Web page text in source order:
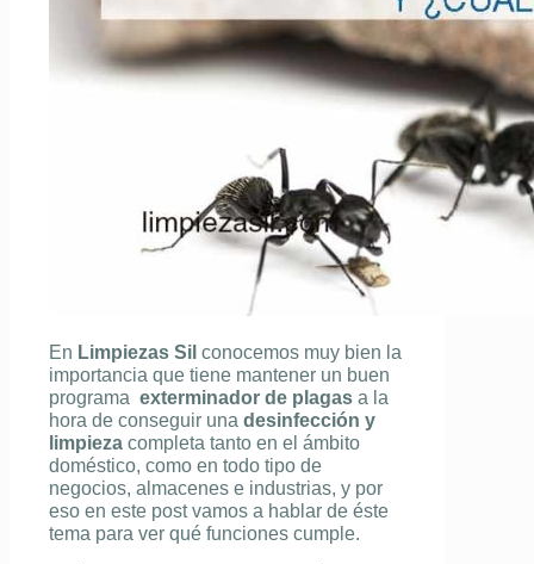
En Limpiezas Sil conocemos muy bien la
importancia que tiene mantener un buen
programa exterminador de plagas a la
hora de conseguir una desinfección y
limpieza completa tanto en el ámbito
doméstico, como en todo tipo de
negocios, almacenes e industrias, y por
eso en este post vamos a hablar de éste
tema para ver qué funciones cumple.